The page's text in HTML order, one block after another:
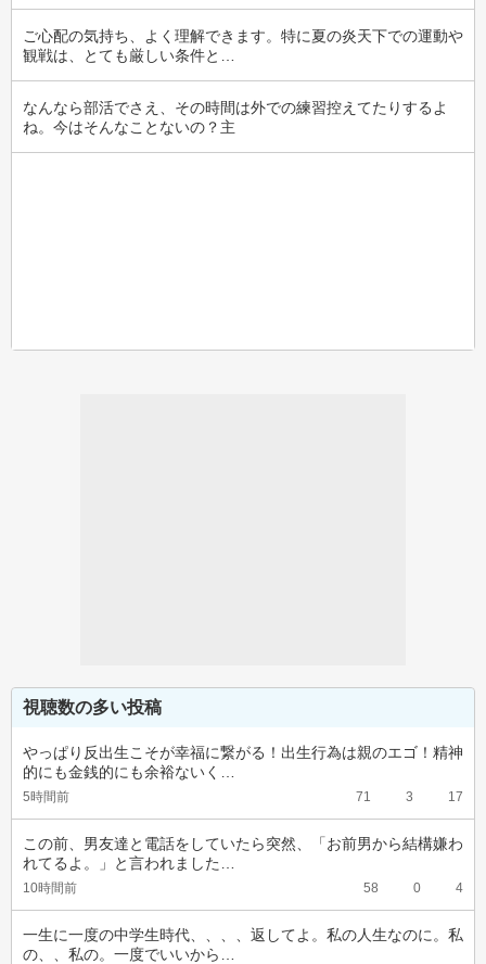
ご心配の気持ち、よく理解できます。特に夏の炎天下での運動や
観戦は、とても厳しい条件と…
なんなら部活でさえ、その時間は外での練習控えてたりするよ
ね。今はそんなことないの？主
視聴数の多い投稿
やっぱり反出生こそが幸福に繋がる！出生行為は親のエゴ！精神
的にも金銭的にも余裕ないく…
5時間前 71 3 17
この前、男友達と電話をしていたら突然、「お前男から結構嫌わ
れてるよ。」と言われました…
10時間前 58 0 4
一生に一度の中学生時代、、、、返してよ。私の人生なのに。私
の、、私の。一度でいいから…